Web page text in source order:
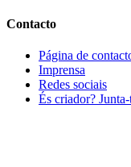
Contacto
Página de
Imprensa
Redes sociais
És criador?